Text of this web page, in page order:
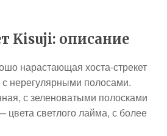
Kisuji: описание
нарастающая хоста-стрекет
нерегулярными полосами.
с зеленоватыми полосками
светлого лайма, с более